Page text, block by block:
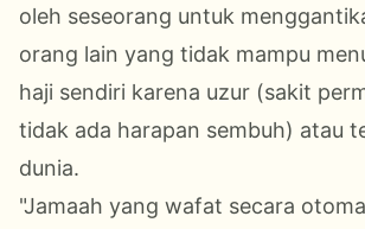
oleh seseorang untuk
orang lain yang tidak mampu
haji sendiri karena uzur (sakit
tidak ada harapan sembuh) atau
dunia.
"Jamaah yang wafat secara